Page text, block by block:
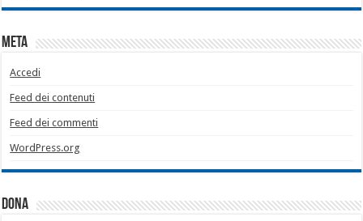
Meta
Accedi
Feed dei contenuti
Feed dei commenti
WordPress.org
Dona